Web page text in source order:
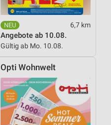
6,7 km
Angebote ab 10.08.
Gültig ab Mo. 10.08.
Opti Wohnwelt